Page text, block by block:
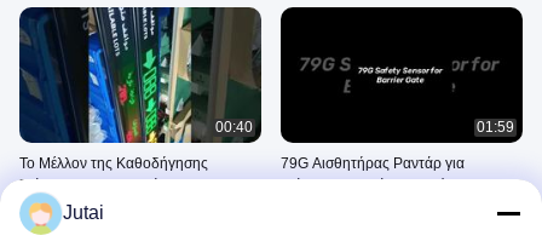
00:40
Το Μέλλον της Καθοδήγησης
Στάθμευσης: Μια Οθόνη LED που
Μιλάει Κάθε Γλώσσα
December 18, 2025
01:59
79G Αισθητήρας Ραντάρ για
Jutai